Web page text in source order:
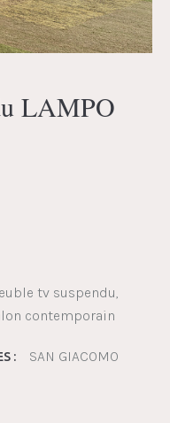
LAMPO
tv suspendu
contemporain
: SAN GIACOMO